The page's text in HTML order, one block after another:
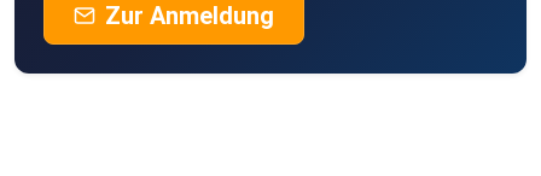
Zur Anmeldung